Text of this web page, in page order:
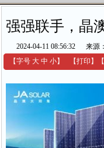
强强联手，晶
2024-04-11 08:56:32 来源
【字号 大 中 小】 【打印 】 【